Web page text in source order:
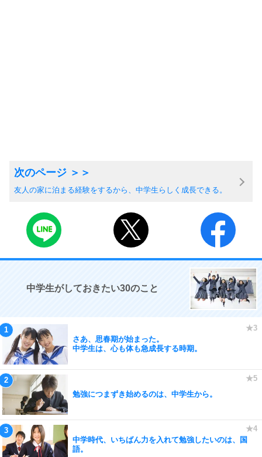
友人の家に泊まる経験をするから、中学生らしく成長できる。
中学生がしておきたい30のこと
さあ、思春期が始まった。
中学生は、心も体も急成長する時期。
勉強につまずき始めるのは、中学生から。
中学時代、いちばん力を入れて勉強したいのは、国
語。